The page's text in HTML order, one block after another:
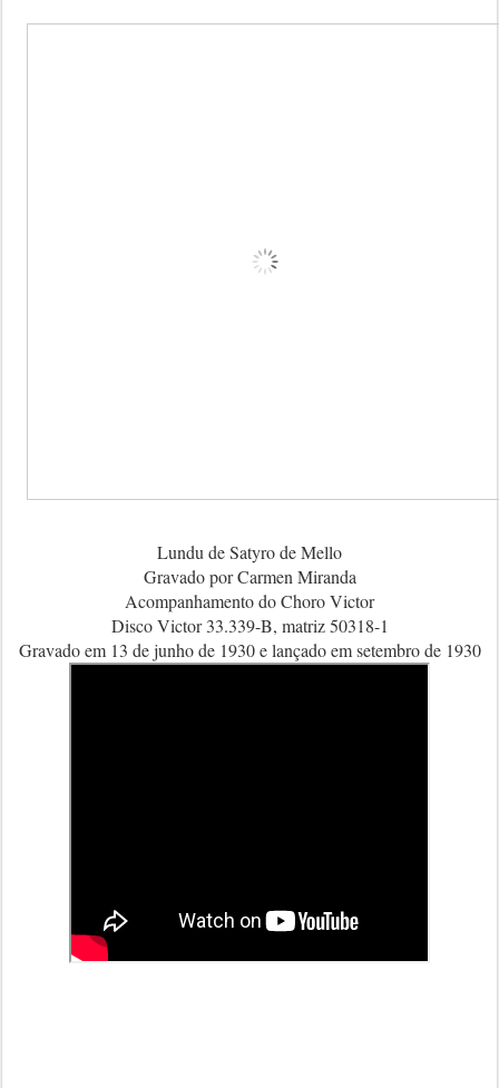
Lundu de Satyro de Mello
Gravado por Carmen Miranda
Acompanhamento do Choro Victor
Disco Victor 33.339-B, matriz 50318-1
Gravado em 13 de junho de 1930 e lançado em setembro de 1930